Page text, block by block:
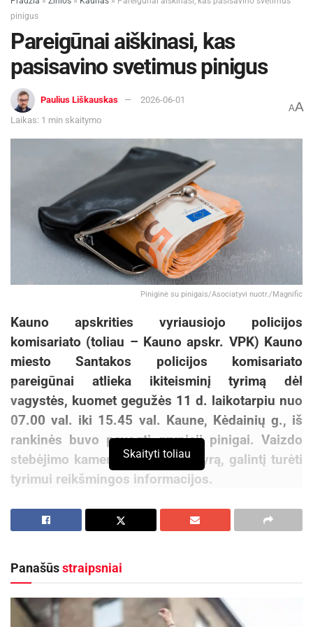
pinigus
Pareigūnai aiškinasi, kas
pasisavino svetimus pinigus
Paulius Liškauskas
2026-06-01
Laikas: 1 min skaitymo
AA
Piniginė su pinigais/Asociatyvi nuotr./Magnific
Kauno apskrities vyriausiojo policijos
komisariato (toliau – Kauno apskr. VPK) Kauno
miesto Santakos policijos komisariato
pareigūnai atlieka ikiteisminį tyrimą dėl
vagystės, kuomet gegužės 11 d. laikotarpiu nuo
07.00 val. iki 15.45 val. Kaune, Kėdainių g., iš
rankinės buvo pavogti grynieji pinigai. Vaizdo
stebėjimo kameros užfiksavo vyrą, galintį turėti
tyrimui reikšmingos informacijos.
Gyventojus, atpažįstančius šį vyrą, žinančius jo
buvimo vietą ar galinčius suteikti bet kokios
Kauno apskr. VPK Kauno miesto Santakos
700 60680 arba el. paštu.
Skaityti toliau
Panašūsstraipsniai